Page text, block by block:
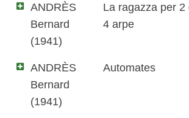
ANDRÈS
Bernard
(1941)
La ragazza per 2
4 arpe
ANDRÈS
Bernard
(1941)
Automates